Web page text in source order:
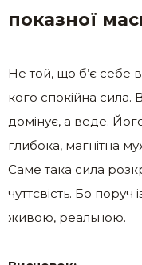
показної
Не той, що б’є себе в
кого спокійна сила.
домінує, а веде.
глибока, магнітна
Саме така сила
чуттєвість. Бо поруч
живою, реальною.